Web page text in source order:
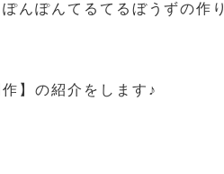
んぽんてるてるぼうずの作
】の紹介をします♪